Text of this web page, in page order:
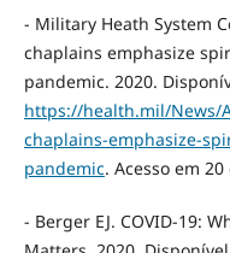
- Military Heath System
chaplains emphasize
pandemic. 2020.
https://health.mil/News/
chaplains-emphasize-
pandemic. Acesso em
- Berger EJ. COVID-19: